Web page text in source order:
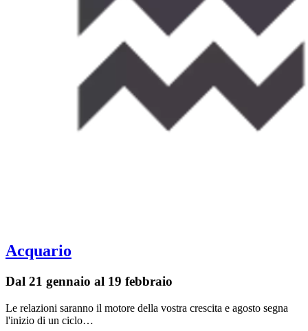
Acquario
Dal 21 gennaio al 19 febbraio
Le relazioni saranno il motore della vostra crescita e agosto segna
l'inizio di un ciclo…